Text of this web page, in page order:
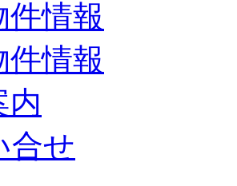
件情報
件情報
内
合せ